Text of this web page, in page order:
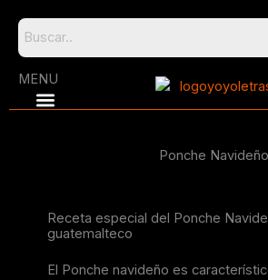
content
MENU
Ponche Navideño
Receta especial del Ponche
guatemalteco
El Ponche navideño es